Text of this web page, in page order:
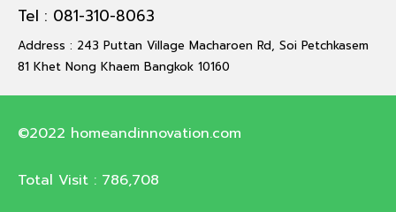
Tel : 081-310-8063
Address : 243 Puttan Village Macharoen Rd, Soi Petchkasem
81 Khet Nong Khaem Bangkok 10160
©2022 homeandinnovation.com
Total Visit : 786,708